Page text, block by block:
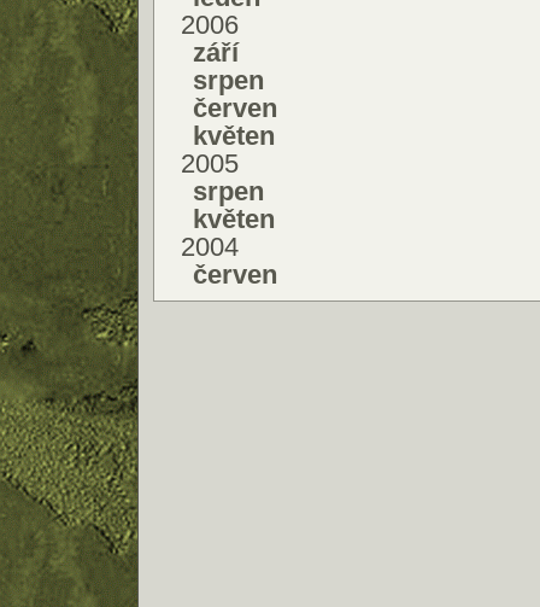
2006
září
srpen
červen
květen
2005
srpen
květen
2004
červen